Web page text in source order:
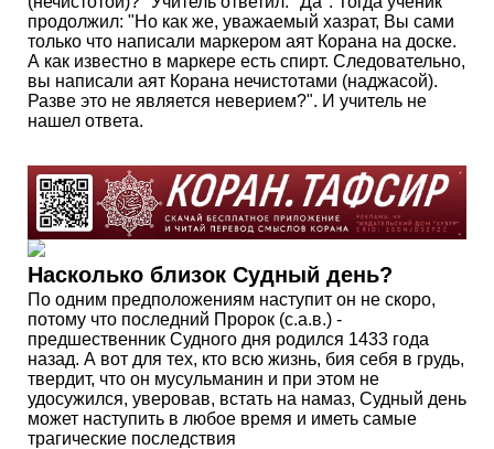
продолжил: "Но как же, уважаемый хазрат, Вы сами
только что написали маркером аят Корана на доске.
А как известно в маркере есть спирт. Следовательно,
вы написали аят Корана нечистотами (наджасой).
Разве это не является неверием?". И учитель не
нашел ответа.
Насколько близок Судный день?
По одним предположениям наступит он не скоро,
потому что последний Пророк (с.а.в.) -
предшественник Судного дня родился 1433 года
назад. А вот для тех, кто всю жизнь, бия себя в грудь,
твердит, что он мусульманин и при этом не
удосужился, уверовав, встать на намаз, Судный день
может наступить в любое время и иметь самые
трагические последствия